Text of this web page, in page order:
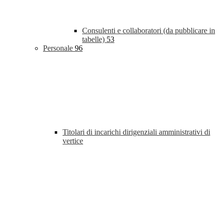
Consulenti e collaboratori (da pubblicare in
tabelle) 53
Personale 96
Titolari di incarichi dirigenziali amministrativi di
vertice